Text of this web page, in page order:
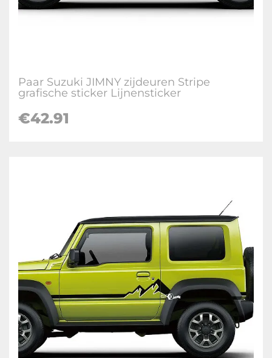
Paar Suzuki JIMNY zijdeuren Stripe
grafische sticker Lijnensticker
€42.91